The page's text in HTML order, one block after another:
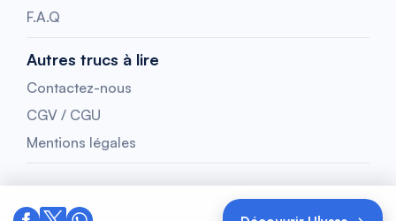
F.A.Q
Autres trucs à lire
Contactez-nous
CGV / CGU
Mentions légales